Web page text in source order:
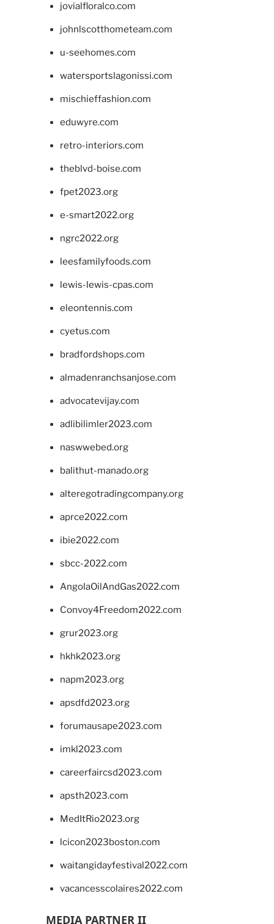
jovialfloralco.com
johnlscotthometeam.com
u-seehomes.com
watersportslagonissi.com
mischieffashion.com
eduwyre.com
retro-interiors.com
theblvd-boise.com
fpet2023.org
e-smart2022.org
ngrc2022.org
leesfamilyfoods.com
lewis-lewis-cpas.com
eleontennis.com
cyetus.com
bradfordshops.com
almadenranchsanjose.com
advocatevijay.com
adlibilimler2023.com
naswwebed.org
balithut-manado.org
alteregotradingcompany.org
aprce2022.com
ibie2022.com
sbcc-2022.com
AngolaOilAndGas2022.com
Convoy4Freedom2022.com
grur2023.org
hkhk2023.org
napm2023.org
apsdfd2023.org
forumausape2023.com
imkl2023.com
careerfaircsd2023.com
apsth2023.com
MedItRio2023.org
lcicon2023boston.com
waitangidayfestival2022.com
vacancesscolaires2022.com
MEDIA PARTNER II